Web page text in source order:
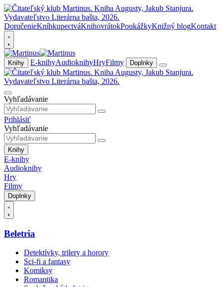
DoručenieKníhkupectváKnihovrátokPoukážkyKnižný blogKontakt
Knihy E-knihyAudioknihyHryFilmy Doplnky
Vyhľadávanie
Prihlásiť
Vyhľadávanie
Knihy
E-knihy
Audioknihy
Hry
Filmy
Doplnky
Beletria
Detektívky, trilery a horory
Sci-fi a fantasy
Komiksy
Romantika